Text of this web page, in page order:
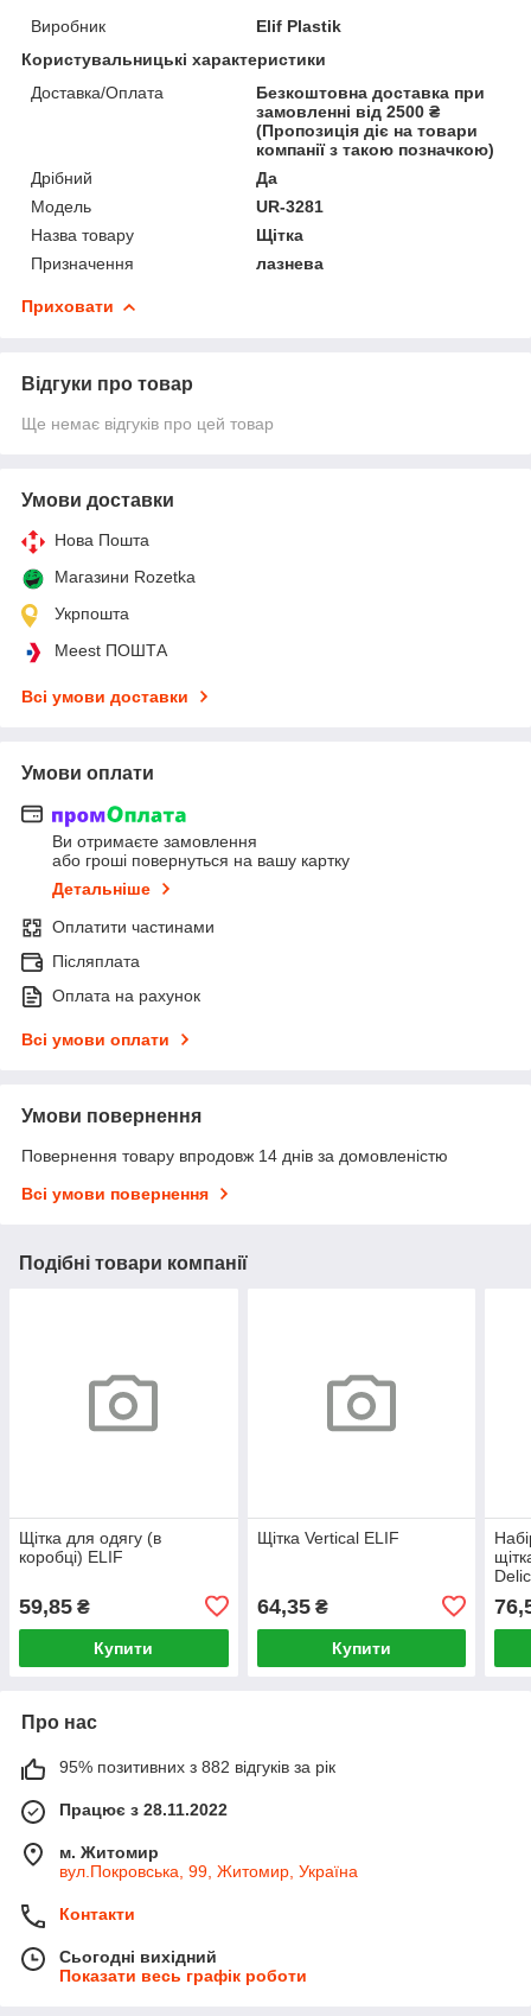
Виробник
Elif Plastik
Користувальницькі характеристики
Доставка/Оплата
Безкоштовна доставка при
замовленні від 2500 ₴
(Пропозиція діє на товари
компанії з такою позначкою)
Дрібний
Да
Мoдель
UR-3281
Назва товару
Щітка
Призначення
лазнева
Приховати
Відгуки про товар
Ще немає відгуків про цей товар
Умови доставки
Нова Пошта
Магазини Rozetka
Укрпошта
Meest ПОШТА
Всі умови доставки
Умови оплати
Ви отримаєте замовлення
або гроші повернуться на вашу картку
Детальніше
Оплатити частинами
Післяплата
Оплата на рахунок
Всі умови оплати
Умови повернення
Повернення товару впродовж 14 днів за домовленістю
Всі умови повернення
Подібні товари компанії
Щітка для одягу (в
коробці) ELIF
59,85 ₴
Купити
Щітка Vertical ELIF
64,35₴
Купити
Про нас
95% позитивних з 882 відгуків за рік
Працює з 28.11.2022
м. Житомир
вул.Покровська, 99, Житомир, Україна
Контакти
Сьогодні вихідний
Показати весь графік роботи